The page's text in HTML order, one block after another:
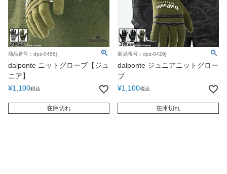
商品番号：dpz-0456j
dalponte ニットグローブ【ジュ
ニア】
¥1,100税込
在庫切れ
商品番号：dpz-0429j
dalponte ジュニアニットグロー
ブ
¥1,100税込
在庫切れ